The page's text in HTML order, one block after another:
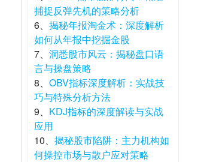
捕捉反弹先机的策略分析
6、 揭秘年报淘金术：深度解析
如何从年报中挖掘金股
7、 洞悉股市风云：揭秘盘口语
言与操盘策略
8、 OBV指标深度解析：实战技
巧与特殊分析方法
9、 KDJ指标的深度解读与实战
应用
10、 揭秘股市陷阱：主力机构如
何操控市场与散户应对策略